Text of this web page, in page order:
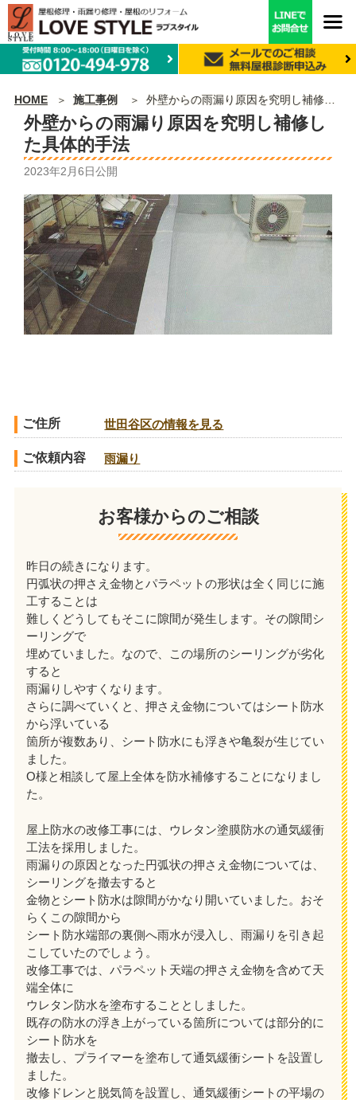
HOME 施工事例 外壁からの雨漏り原因を究明し補修した具体的手法
外壁からの雨漏り原因を究明し補修し
た具体的手法
2023年2月6日公開
ご住所 世田谷区の情報を見る
ご依頼内容 雨漏り
お客様からのご相談
昨日の続きになります。
円弧状の押さえ金物とパラペットの形状は全く同じに施
工することは
難しくどうしてもそこに隙間が発生します。その隙間シ
ーリングで
埋めていました。なので、この場所のシーリングが劣化
すると
雨漏りしやすくなります。
さらに調べていくと、押さえ金物についてはシート防水
から浮いている
箇所が複数あり、シート防水にも浮きや亀裂が生じてい
ました。
O様と相談して屋上全体を防水補修することになりまし
た。
屋上防水の改修工事には、ウレタン塗膜防水の通気緩衝
工法を採用しました。
雨漏りの原因となった円弧状の押さえ金物については、
シーリングを撤去すると
金物とシート防水は隙間がかなり開いていました。おそ
らくこの隙間から
シート防水端部の裏側へ雨水が浸入し、雨漏りを引き起
こしていたのでしょう。
改修工事では、パラペット天端の押さえ金物を含めて天
端全体に
ウレタン防水を塗布することとしました。
既存の防水の浮き上がっている箇所については部分的に
シート防水を
撤去し、プライマーを塗布して通気緩衝シートを設置し
ました。
改修ドレンと脱気筒を設置し、通気緩衝シートの平場の